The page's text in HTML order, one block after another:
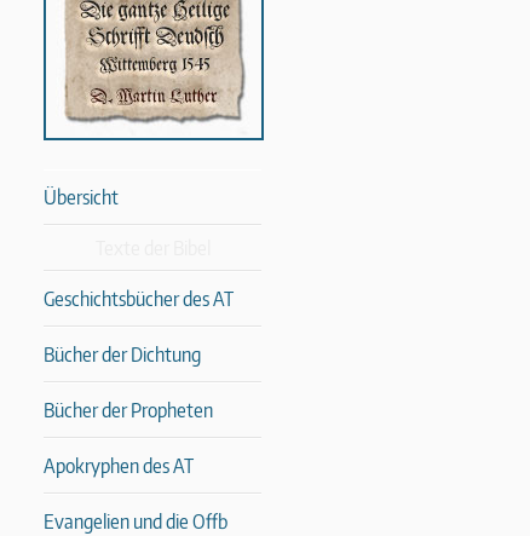
Übersicht
Geschichtsbücher des AT
Bücher der Dichtung
Bücher der Propheten
Apokryphen des AT
Evangelien und die Offb